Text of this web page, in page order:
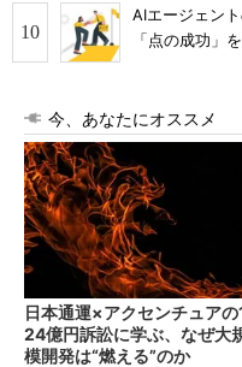
AIエージェン
「点の成功」
今、あなたにオススメ
日本通運×アクセンチュアの
24億円訴訟に学ぶ、なぜ大
模開発は“燃える”のか